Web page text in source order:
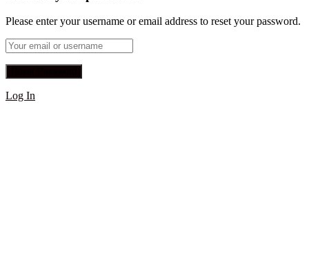
Please enter your username or email address to reset your password.
Log In